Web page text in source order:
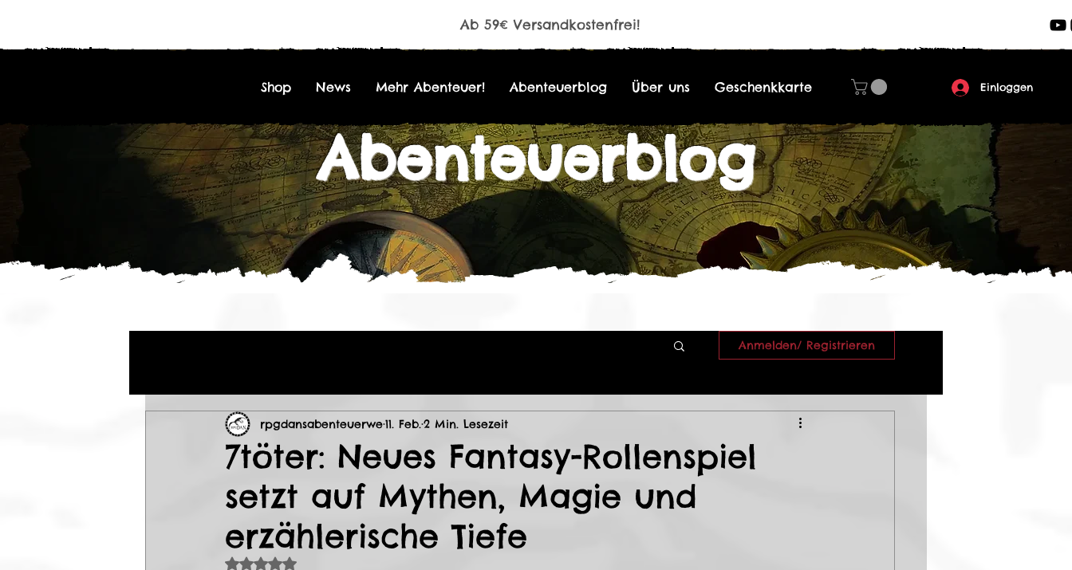
Ab 59€ Versandkostenfrei!
Shop News Mehr Abenteuer! Abenteuerblog Über uns Geschenkkarte Einloggen
Abenteuerblog
Anmelden/ Registrieren
7töter: Neues Fantasy-Rollenspiel
setzt auf Mythen, Magie und
erzählerische Tiefe
rpgdansabenteuerwe11. Feb. 2 Min. Lesezeit
Mit NaN von 5 Sternen bewertet.